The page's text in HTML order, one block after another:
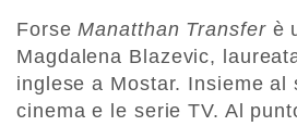
ForseManatthan Transferè
Magdalena Blazevic,
inglese a Mostar. Insieme al
cinema e le serie TV. Al